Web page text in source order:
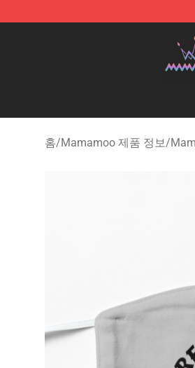
Mamamoo Store - Official
홈/Mamamoo 제품 정보/